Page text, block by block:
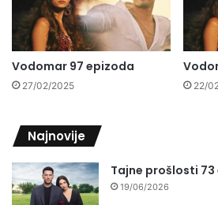
Vodomar 97 epizoda
27/02/2025 22/
Najnovije
Tajne prošlosti
19/06/2026